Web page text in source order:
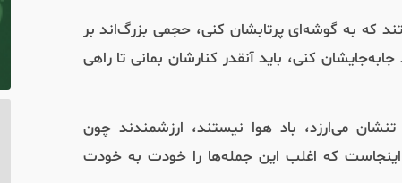
که به گوشه‌ای پرتابشان کنی، حجمی بزرگ‌اند بر
کنی، باید آنقدر کنارشان بمانی تا راهی
می‌ارزد، باد هوا نیستند، ارزشمندند چون
که اغلب این جمله‌ها را خودت به خودت